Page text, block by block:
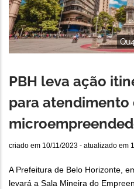
PBH leva ação
para atendimento
criado em 10/11/2023 - atualizado em
A Prefeitura de Belo Horizonte,
levará a Sala Mineira do